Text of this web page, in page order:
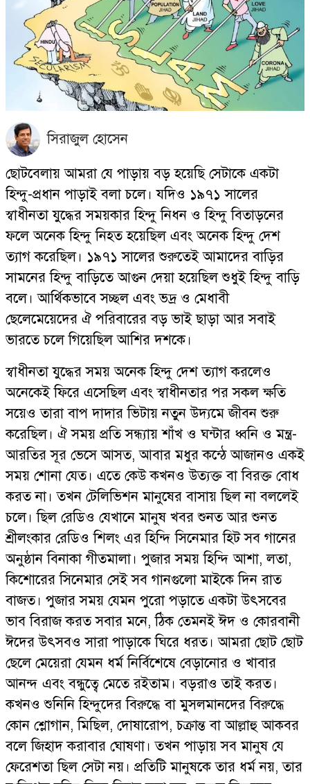
সিরাজুল হোসেন
ছোটবেলায় আমরা যে পাড়ায় বড় হয়েছি সেটাকে একটা
হিন্দু-প্রধান পাড়াই বলা চলে। যদিও ১৯৭১ সালের
স্বাধীনতা যুদ্ধের সময়কার হিন্দু নিধন ও হিন্দু বিতাড়নের
ফলে অনেক হিন্দু নিহত হয়েছিল এবং অনেক হিন্দু দেশ
ত্যাগ করেছিল। ১৯৭১ সালের শুরুতেই আমাদের বাড়ির
সামনের হিন্দু বাড়িতে আগুন দেয়া হয়েছিল শুধুই হিন্দু বাড়ি
বলে। আর্থিকভাবে সচ্ছল এবং ভদ্র ও মেধাবী
ছেলেমেয়েদের ঐ পরিবারের বড় ভাই ছাড়া আর সবাই
ভারতে চলে গিয়েছিল আশির দশকে।
স্বাধীনতা যুদ্ধের সময় অনেক হিন্দু দেশ ত্যাগ করলেও
অনেকেই ফিরে এসেছিল এবং স্বাধীনতার পর সকল ক্ষতি
সয়েও তারা বাপ দাদার ভিটায় নতুন উদ্যমে জীবন শুরু
করেছিল। ঐ সময় প্রতি সন্ধ্যায় শাঁখ ও ঘন্টার ধ্বনি ও মন্ত্র-
আরতির সূর ভেসে আসত, আবার মধুর কন্ঠে আজানও একই
সময় শোনা যেত। এতে কেউ কখনও উত্যক্ত বা বিরক্ত বোধ
করত না। তখন টেলিভিশন মানুষের বাসায় ছিল না বললেই
চলে। ছিল রেডিও যেখানে মানুষ খবর শুনত আর শুনত
শ্রীলংকার রেডিও শিলং এর হিন্দি সিনেমার হিট সব গানের
অনুষ্ঠান বিনাকা গীতমালা। পুজার সময় হিন্দি আশা, লতা,
কিশোরের সিনেমার সেই সব গানগুলো মাইকে দিন রাত
বাজত। পুজার সময় যেমন পুরো পড়াতে একটা উৎসবের
ভাব বিরাজ করত সবার মনে, ঠিক তেমনই ঈদ ও কোরবানী
ঈদের উৎসবও সারা পাড়াকে ঘিরে ধরত। আমরা ছোট ছোট
ছেলে মেয়েরা যেমন ধর্ম নির্বিশেষে বেড়ানোর ও খাবার
আনন্দ এবং বন্ধুত্বে মেতে রইতাম। বড়রাও তাই করত।
কখনও শুনিনি হিন্দুদের বিরুদ্ধে বা মুসলমানদের বিরুদ্ধে
কোন শ্লোগান, মিছিল, দোষারোপ, চক্রান্ত বা আল্লাহু আকবর
বলে জিহাদ করাবার ঘোষণা। তখন পাড়ায় সব মানুষ যে
ফেরেশতা ছিল সেটা নয়। প্রতিটি মানুষকে তার ধর্ম নয়, তার